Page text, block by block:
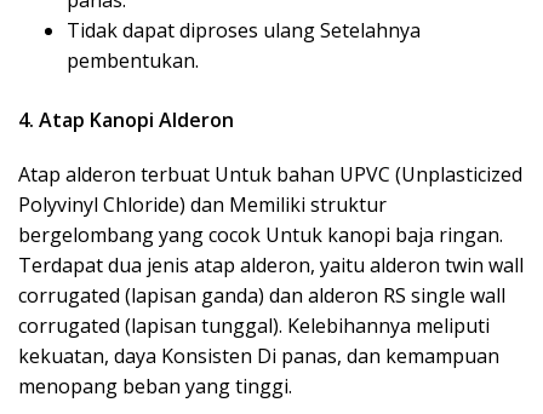
Tidak dapat diproses ulang Setelahnya
pembentukan.
4. Atap Kanopi Alderon
Atap alderon terbuat Untuk bahan UPVC (Unplasticized
Polyvinyl Chloride) dan Memiliki struktur
bergelombang yang cocok Untuk kanopi baja ringan.
Terdapat dua jenis atap alderon, yaitu alderon twin wall
corrugated (lapisan ganda) dan alderon RS single wall
corrugated (lapisan tunggal). Kelebihannya meliputi
kekuatan, daya Konsisten Di panas, dan kemampuan
menopang beban yang tinggi.